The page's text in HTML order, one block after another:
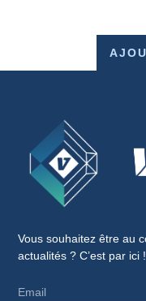
Vous souhaitez être au
actualités ? C’est par ici !